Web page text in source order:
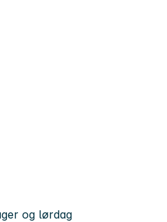
og lørdag